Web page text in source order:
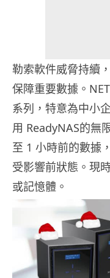
勒索軟件威脅持續
保障重要數據。
系列，特意為中小
用 ReadyNAS的無
至 1 小時前的數據
受影響前狀態。現
或記憶體。